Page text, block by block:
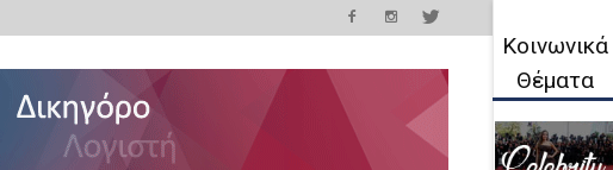
Κοινωνικά
Θέματα